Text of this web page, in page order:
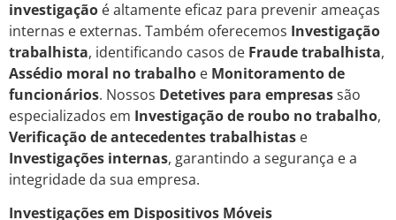
investigação é altamente eficaz para prevenir ameaças
internas e externas. Também oferecemos Investigação
trabalhista, identificando casos de Fraude trabalhista,
Assédio moral no trabalho e Monitoramento de
funcionários. Nossos Detetives para empresassão
especializados em Investigação de roubo no trabalho,
Verificação de antecedentes trabalhistas e
Investigações internas, garantindo a segurança e a
integridade da sua empresa.
Investigações em Dispositivos Móveis